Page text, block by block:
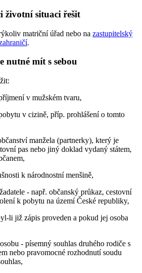
životní situaci řešit
matriční úřad nebo na zastupitelský
.
nutné mít s sebou
v mužském tvaru,
v cizině, příp. prohlášení o tomto
manžela (partnerky), který je
pas nebo jiný doklad vydaný státem,
k národnostní menšině,
- např. občanský průkaz, cestovní
k pobytu na území České republiky,
li již zápis proveden a pokud jej osoba
- písemný souhlas druhého rodiče s
nebo pravomocné rozhodnutí soudu